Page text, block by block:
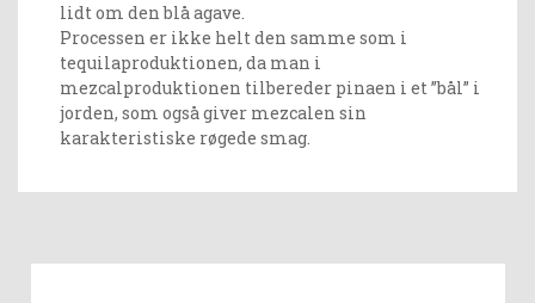
lidt om den blå agave.
Processen er ikke helt den samme som i
tequilaproduktionen, da man i
mezcalproduktionen tilbereder pinaen i et ”bål” i
jorden, som også giver mezcalen sin
karakteristiske røgede smag.